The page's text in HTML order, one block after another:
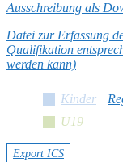
Ausschreibung als
Datei zur Erfassung
Qualifikation
werden kann)
Kinder
U19
Export ICS